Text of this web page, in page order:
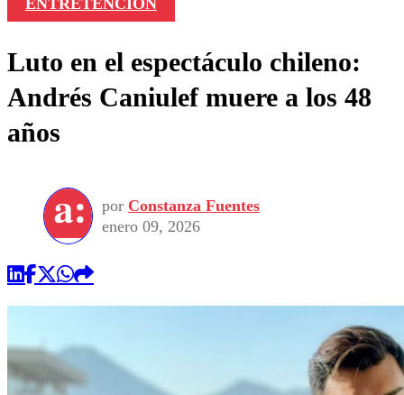
Luto en el espectáculo chileno:
Andrés Caniulef muere a los 48
años
por Constanza Fuentes
enero 09, 2026